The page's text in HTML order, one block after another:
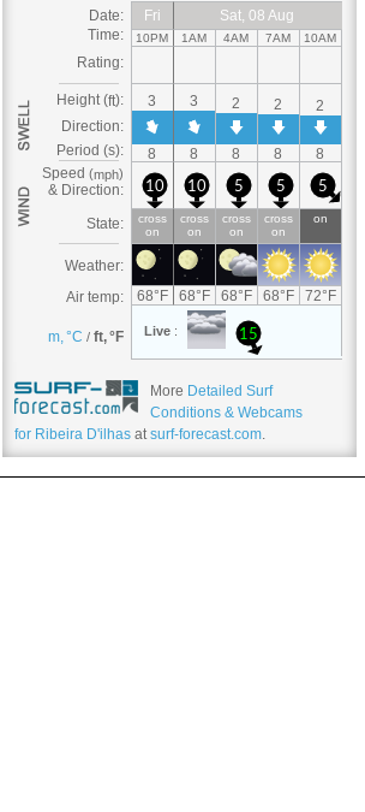
More Detailed Surf
Conditions & Webcams
for Ribeira D'ilhas at surf-forecast.com.